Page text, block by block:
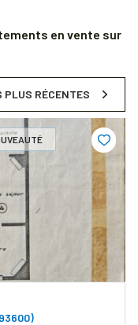
en vente sur
PLUS RÉCENTES